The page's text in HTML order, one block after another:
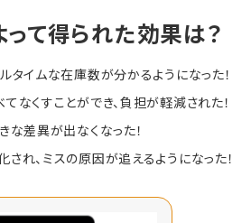
て得られた効果は？
タイムな在庫数が分かるようになった！
なくすことができ、負担が軽減された！
な差異が出なくなった！
れ、ミスの原因が追えるようになった！